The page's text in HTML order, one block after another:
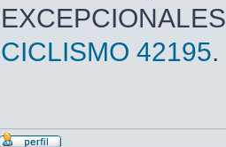
CICLISMO 42195.